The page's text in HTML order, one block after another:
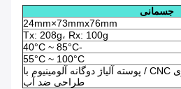
جسمانی
24mm×73mmx76mm
Tx: 208g، Rx: 100g
-40°C ~ 85°C
55°C ~ 100°C
تکنولوژی CNC / پوسته آلیاژ دوگانه آلومینیوم با
طراحی ضد آب